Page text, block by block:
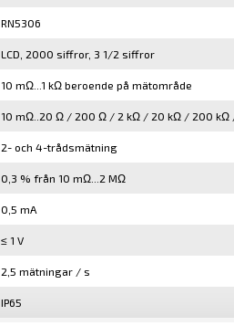
RN5306
LCD, 2000 siffror, 3 1/2 siffror
10 mΩ...1 kΩ beroende på mätområde
10 mΩ..20 Ω / 200 Ω / 2 kΩ / 20 kΩ / 200 kΩ
2- och 4-trådsmätning
0,3 % från 10 mΩ...2 MΩ
0,5 mA
≤ 1 V
2,5 mätningar / s
IP65